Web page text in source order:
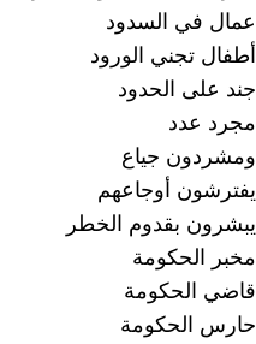
عمال في السدود
أطفال تجني الورود
جند على الحدود
مجرد عدد
ومشردون جياع
يفترشون أوجاعهم
يبشرون بقدوم الخطر
مخبر الحكومة
قاضي الحكومة
حارس الحكومة